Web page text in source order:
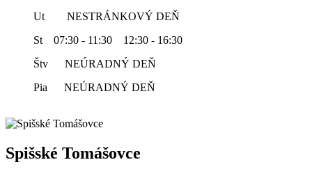
Ut NESTRÁNKOVÝ DEŇ
St 07:30 - 11:30 12:30 - 16:30
Štv NEÚRADNÝ DEŇ
Pia NEÚRADNÝ DEŇ
Spišské Tomášovce